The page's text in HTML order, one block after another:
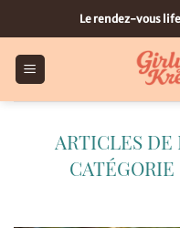
au
contenu
Le rendez-vous